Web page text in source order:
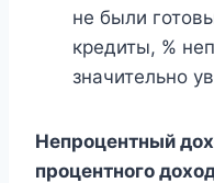
не были
кредиты, %
значительно
Непроцентный
процентного